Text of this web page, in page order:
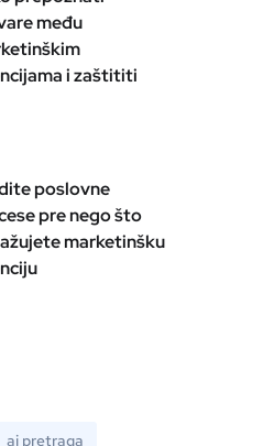
među
i zaštititi
poslovne
pre nego što
marketinšku
ai pretraga